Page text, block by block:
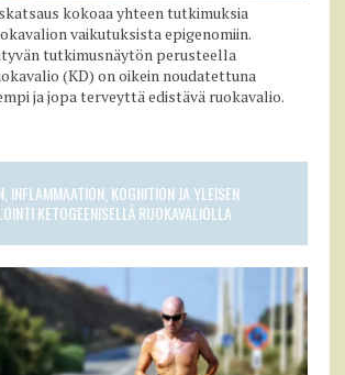
kokoaa yhteen tutkimuksia
vaikutuksista epigenomiin.
tutkimusnäytön perusteella
(KD) on oikein noudatettuna
ja jopa terveyttä edistävä ruokavalio.
INFLAMMAATION, KOGNITION JA YLEISEN
KETOGEENISELLÄ RUOKAVALIOLLA